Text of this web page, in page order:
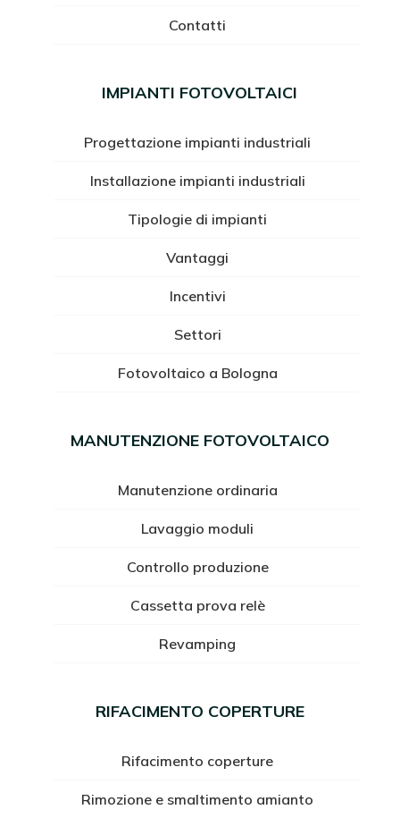
Contatti
IMPIANTI FOTOVOLTAICI
Progettazione impianti industriali
Installazione impianti industriali
Tipologie di impianti
Vantaggi
Incentivi
Settori
Fotovoltaico a Bologna
MANUTENZIONE FOTOVOLTAICO
Manutenzione ordinaria
Lavaggio moduli
Controllo produzione
Cassetta prova relè
Revamping
RIFACIMENTO COPERTURE
Rifacimento coperture
Rimozione e smaltimento amianto